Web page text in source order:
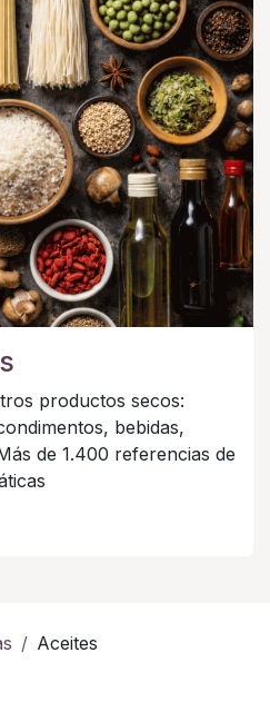
productos secos:
bebidas,
de 1.400 referencias de
Aceites